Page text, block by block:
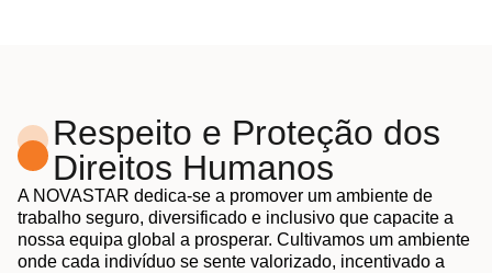
Respeito e Proteção dos
Direitos Humanos
A NOVASTAR dedica-se a promover um ambiente de
trabalho seguro, diversificado e inclusivo que capacite a
nossa equipa global a prosperar. Cultivamos um ambiente
onde cada indivíduo se sente valorizado, incentivado a